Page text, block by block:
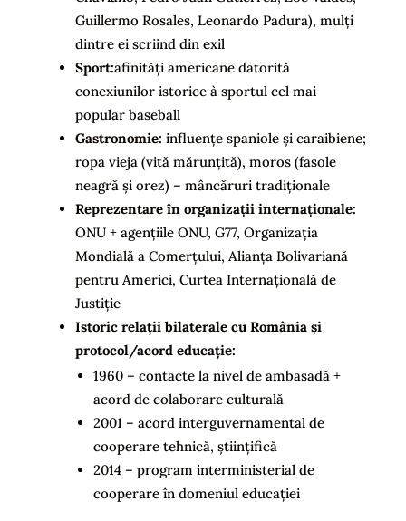
Guillermo Rosales, Leonardo Padura), mulți
dintre ei scriind din exil
Sport:afinități americane datorită
conexiunilor istorice à sportul cel mai
popular baseball
Gastronomie: influențe spaniole și caraibiene;
ropa vieja (vită mărunțită), moros (fasole
neagră și orez) – mâncăruri tradiționale
Reprezentare în organizații internaționale:
ONU + agențiile ONU, G77, Organizația
Mondială a Comerțului, Alianța Bolivariană
pentru Americi, Curtea Internațională de
Justiție
Istoric relații bilaterale cu România și
protocol/acord educație:
1960 – contacte la nivel de ambasadă +
acord de colaborare culturală
2001 – acord interguvernamental de
cooperare tehnică, științifică
2014 – program interministerial de
cooperare în domeniul educației